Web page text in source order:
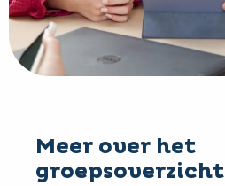
Meer over het
groepsoverzicht